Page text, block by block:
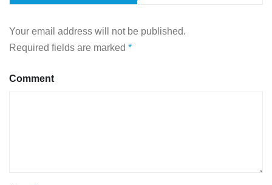
Your email address will not be published.
Required fields are marked *
Comment